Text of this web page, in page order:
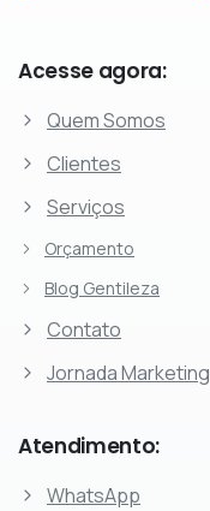
Acesse agora:
Quem Somos
Clientes
Serviços
Orçamento
Blog Gentileza
Contato
Jornada Marketing
Atendimento:
WhatsApp